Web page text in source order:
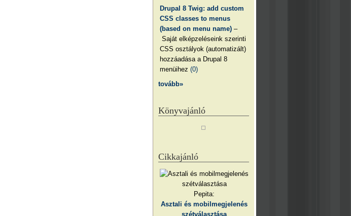
Drupal 8 Twig: add custom
CSS classes to menus
(based on menu name) –
Saját elképzeléseink szerinti
CSS osztályok (automatizált)
hozzáadása a Drupal 8
menüihez(0)
tovább»
Könyvajánló
Cikkajánló
Pepita:
Asztali és mobilmegjelenés
szétválasztása